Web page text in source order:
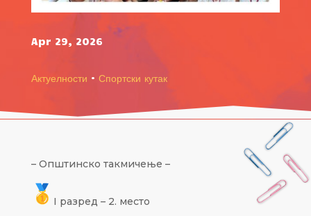
Apr 29, 2026
Актуелности · Спортски кутак
– Општинско такмичење –
I разред – 2. место